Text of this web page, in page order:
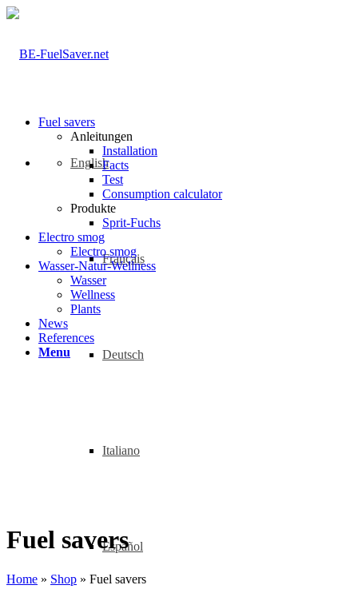
English
Français
Deutsch
Italiano
Español
Fuel savers
Anleitungen
Installation
Facts
Test
Consumption calculator
Produkte
Sprit-Fuchs
Electro smog
Electro smog
Wasser-Natur-Wellness
Wasser
Wellness
Plants
News
References
Menu
Fuel savers
Home » Shop » Fuel savers